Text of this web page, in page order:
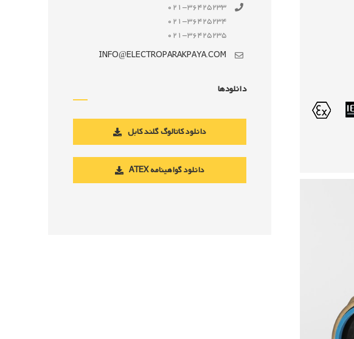
021-36425233
021-36425234
021-36425235
INFO@ELECTROPARAKPAYA.COM
دانلودها
دانلود کاتالوگ گلند کابل
دانلود گواهینامه ATEX